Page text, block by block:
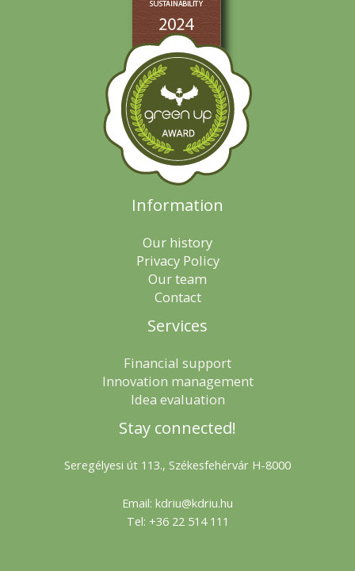
Information
Our history
Privacy Policy
Our team
Contact
Services
Financial support
Innovation management
Idea evaluation
Stay connected!
Seregélyesi út 113., Székesfehérvár H-8000
Email: kdriu@kdriu.hu
Tel: +36 22 514 111